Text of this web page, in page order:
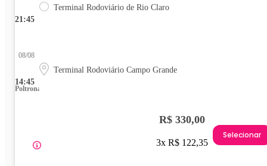
21:45
Terminal Rodoviário de Rio Claro
14:45
08/08
Terminal Rodoviário Campo Grande
Poltrona
R$ 330,00
3x R$ 122,35
Selecionar